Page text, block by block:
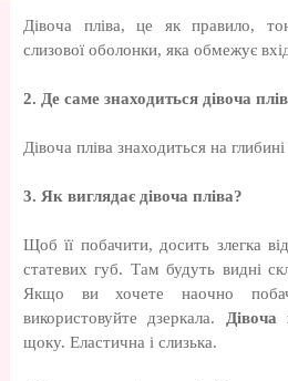
Дівоча пліва, це як правило,
слизової оболонки, яка обмежує
2. Де саме знаходиться дівоча
Дівоча пліва знаходиться на
3. Як виглядає дівоча пліва?
Щоб її побачити, досить злегка
статевих губ. Там будуть видні
Якщо ви хочете наочно
використовуйте дзеркала.
Дівоча
щоку. Еластична і слизька.